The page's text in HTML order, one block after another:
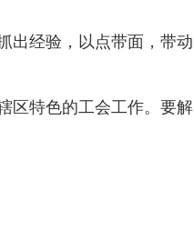
出经验，以点带面，带动
区特色的工会工作。要解